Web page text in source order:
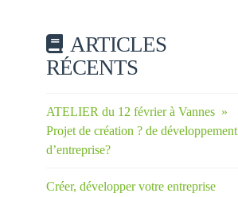
ARTICLES
RÉCENTS
ATELIER du 12 février à Vannes »
Projet de création ? de développement
d’entreprise?
Créer, développer votre entreprise